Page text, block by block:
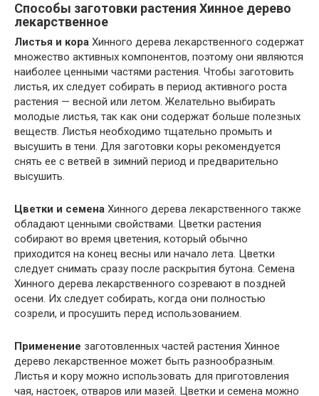
Способы заготовки растения Хинное дерево
лекарственное
Листья и кора Хинного дерева лекарственного содержат
множество активных компонентов, поэтому они являются
наиболее ценными частями растения. Чтобы заготовить
листья, их следует собирать в период активного роста
растения — весной или летом. Желательно выбирать
молодые листья, так как они содержат больше полезных
веществ. Листья необходимо тщательно промыть и
высушить в тени. Для заготовки коры рекомендуется
снять ее с ветвей в зимний период и предварительно
высушить.
Цветки и семена Хинного дерева лекарственного также
обладают ценными свойствами. Цветки растения
собирают во время цветения, который обычно
приходится на конец весны или начало лета. Цветки
следует снимать сразу после раскрытия бутона. Семена
Хинного дерева лекарственного созревают в поздней
осени. Их следует собирать, когда они полностью
созрели, и просушить перед использованием.
Применение заготовленных частей растения Хинное
дерево лекарственное может быть разнообразным.
Листья и кору можно использовать для приготовления
чая, настоек, отваров или мазей. Цветки и семена можно